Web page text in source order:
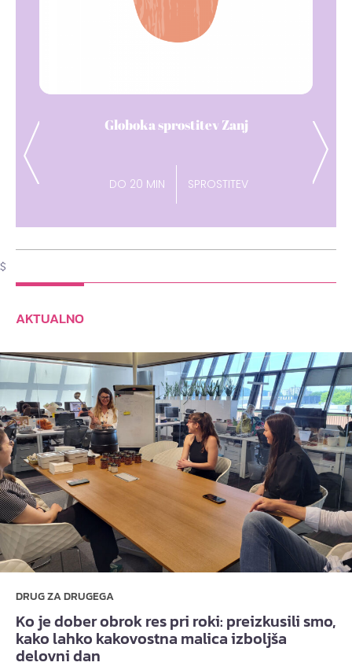
Previous
Dih pavza
DO 15 MIN ENERGIJA
Next
$
AKTUALNO
DRUG ZA DRUGEGA
Ko je dober obrok res pri roki: preizkusili smo,
kako lahko kakovostna malica izboljša
delovni dan